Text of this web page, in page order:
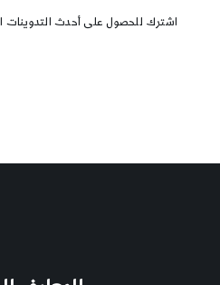
اشترك للحصول على أحدث التدوينات